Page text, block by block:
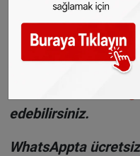
edebilirsiniz.
WhatsAppta